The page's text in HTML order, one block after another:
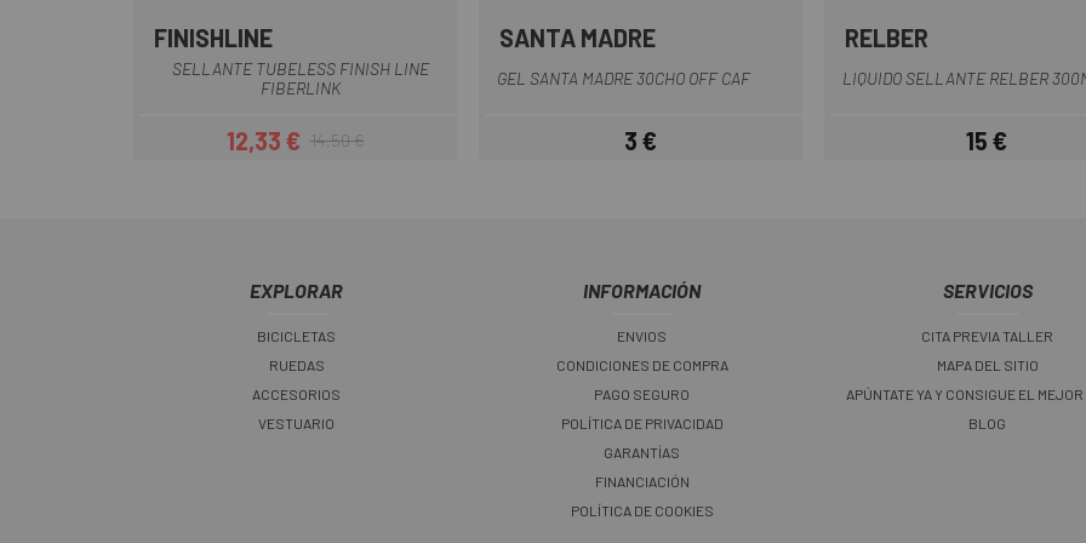
FINISHLINE
SELLANTE TUBELESS FINISH LINE
FIBERLINK
Precio
12,33 €Precio regular
14,50 €
Multi
SANTA MADRE
GEL SANTA MADRE 30CHO OFF CAF
Precio
3 €
RELBER
LIQUIDO SELLANTE RELBER
Precio
15 €
EXPLORAR
BICICLETAS
RUEDAS
ACCESORIOS
VESTUARIO
INFORMACIÓN
ENVIOS
CONDICIONES DE COMPRA
PAGO SEGURO
POLÍTICA DE PRIVACIDAD
GARANTÍAS
FINANCIACIÓN
POLÍTICA DE COOKIES
SERVICIOS
CITA PREVIA TALLER
MAPA DEL SITIO
APÚNTATE YA Y CONSIGUE EL MEJOR
BLOG